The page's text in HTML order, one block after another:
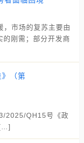
市场的复苏主要由
的刚需；部分开发商
（第
2025/QH15号《政